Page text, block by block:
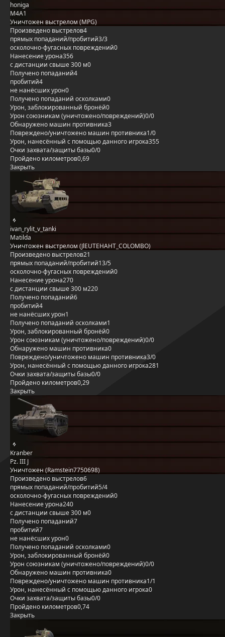
honiga
M4A1
Уничтожен выстрелом (MPG)
Произведено выстрелов4
прямых попаданий/пробитий3/3
осколочно-фугасных повреждений0
Нанесение урона356
с дистанции свыше 300 м0
Получено попаданий4
пробитий4
не нанёсших урон0
Получено попаданий осколками0
Урон, заблокированный бронёй0
Урон союзникам (уничтожено/повреждений)0/0
Обнаружено машин противника3
Повреждено/уничтожено машин противника1/0
Урон, нанесённый с помощью данного игрока355
Очки захвата/защиты базы0/0
Пройдено километров0,69
Закрыть
ivan_rylit_v_tanki
Matilda
Уничтожен выстрелом (JlEUTEHAHT_COLOMBO)
Произведено выстрелов21
прямых попаданий/пробитий13/5
осколочно-фугасных повреждений0
Нанесение урона270
с дистанции свыше 300 м220
Получено попаданий6
пробитий4
не нанёсших урон1
Получено попаданий осколками1
Урон, заблокированный бронёй0
Урон союзникам (уничтожено/повреждений)0/0
Обнаружено машин противника0
Повреждено/уничтожено машин противника3/0
Урон, нанесённый с помощью данного игрока281
Очки захвата/защиты базы0/0
Пройдено километров0,29
Закрыть
Kranber
Pz. III J
Уничтожен (Ramstein7750698)
Произведено выстрелов6
прямых попаданий/пробитий5/4
осколочно-фугасных повреждений0
Нанесение урона240
с дистанции свыше 300 м0
Получено попаданий7
пробитий7
не нанёсших урон0
Получено попаданий осколками0
Урон, заблокированный бронёй0
Урон союзникам (уничтожено/повреждений)0/0
Обнаружено машин противника0
Повреждено/уничтожено машин противника1/1
Урон, нанесённый с помощью данного игрока0
Очки захвата/защиты базы0/0
Пройдено километров0,74
Закрыть